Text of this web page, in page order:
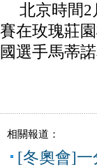
北京時間2
賽在玫瑰莊
國選手馬蒂
相關報道：
[冬奧會]一